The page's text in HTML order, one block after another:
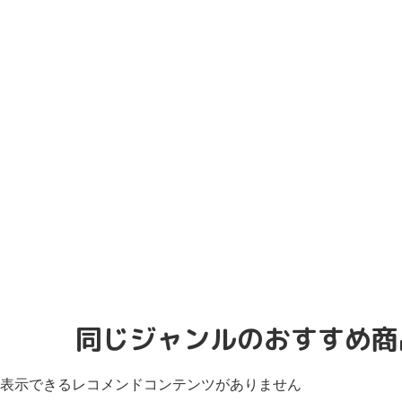
同じジャンルのおすすめ
表示できるレコメンドコンテンツがありません